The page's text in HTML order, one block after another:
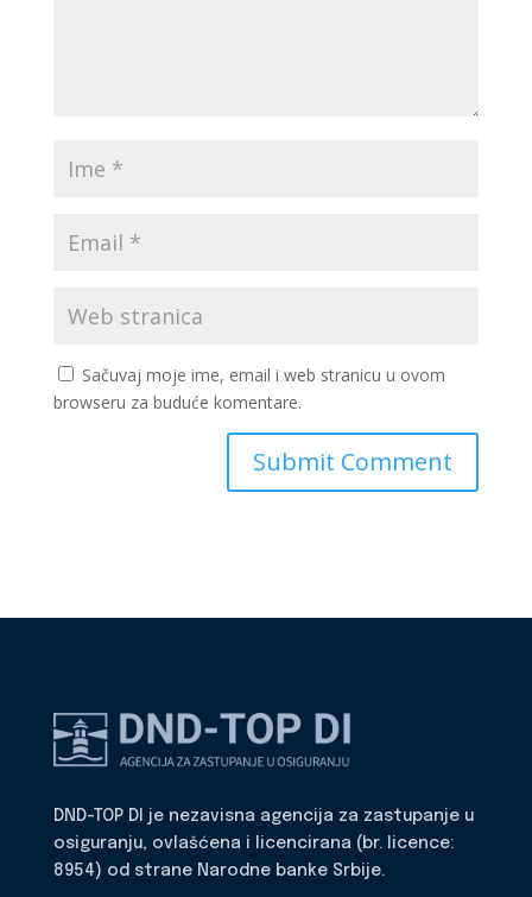
Sačuvaj moje ime, email i web stranicu u ovom
browseru za buduće komentare.
DND-TOP DI je nezavisna agencija za zastupanje u
osiguranju, ovlašćena i licencirana (br. licence:
8954) od strane Narodne banke Srbije.